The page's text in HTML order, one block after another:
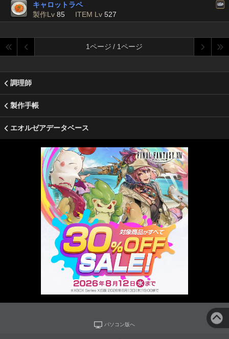
キャロットラペ
製作Lv 85 ITEM Lv 527
1ページ / 1ページ
調理師
製作手帳
エオルゼアデータベース
パソコン版へ